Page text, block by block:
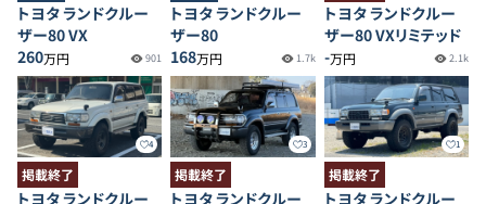
トヨタ ランドクルー
ザー80 VX
260万円 901
トヨタ ランドクルー
ザー80
168万円 1.7k
トヨタ ランドクルー
ザー80 VXリミテッド
-万円 2.1k
4
掲載終了
トヨタ ランドクルー
3
掲載終了
トヨタ ランドクルー
1
掲載終了
トヨタ ランドクルー